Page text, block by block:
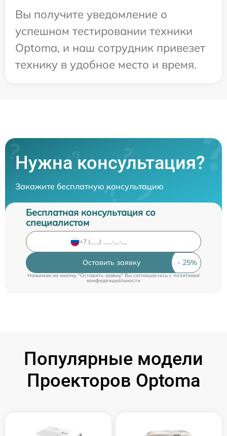
Вы получите уведомление о
успешном тестировании техники
Optoma, и наш сотрудник привезет
технику в удобное место и время.
Нужна консультация?
Закажите бесплатную консультацию
Бесплатная консультация со
специалистом
Оставить заявку
Нажимая на кнопку "Оставить заявку" Вы соглашаетесь cполитикой
конфиденциальности
Популярные модели
Проекторов Optoma